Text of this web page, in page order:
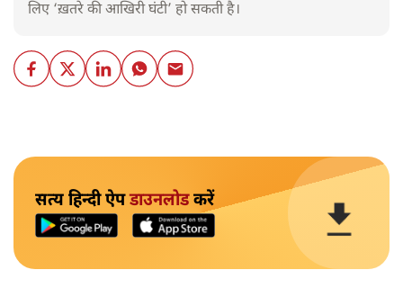
लिए ‘ख़तरे की आखिरी घंटी’ हो सकती है।
सत्य हिन्दी ऐपडाउनलोडकरें